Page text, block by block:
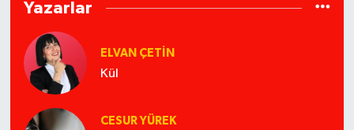
Yazarlar
ELVAN ÇETIN
Kül
CESUR YÜREK